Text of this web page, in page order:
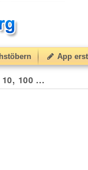
App
100 ...
37